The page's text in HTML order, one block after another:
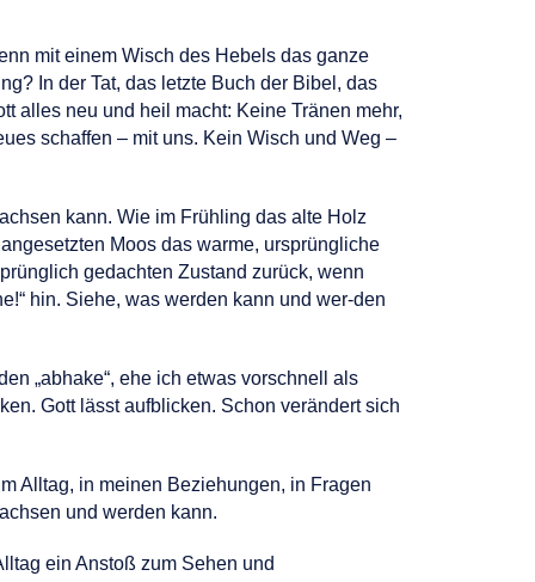
mit einem Wisch des Hebels das ganze
In der Tat, das letzte Buch der Bibel, das
alles neu und heil macht: Keine Tränen mehr,
schaffen – mit uns. Kein Wisch und Weg –
kann. Wie im Frühling das alte Holz
Moos das warme, ursprüngliche
gedachten Zustand zurück, wenn
hin. Siehe, was werden kann und wer-den
„abhake“, ehe ich etwas vorschnell als
Gott lässt aufblicken. Schon verändert sich
Alltag, in meinen Beziehungen, in Fragen
und werden kann.
ein Anstoß zum Sehen und